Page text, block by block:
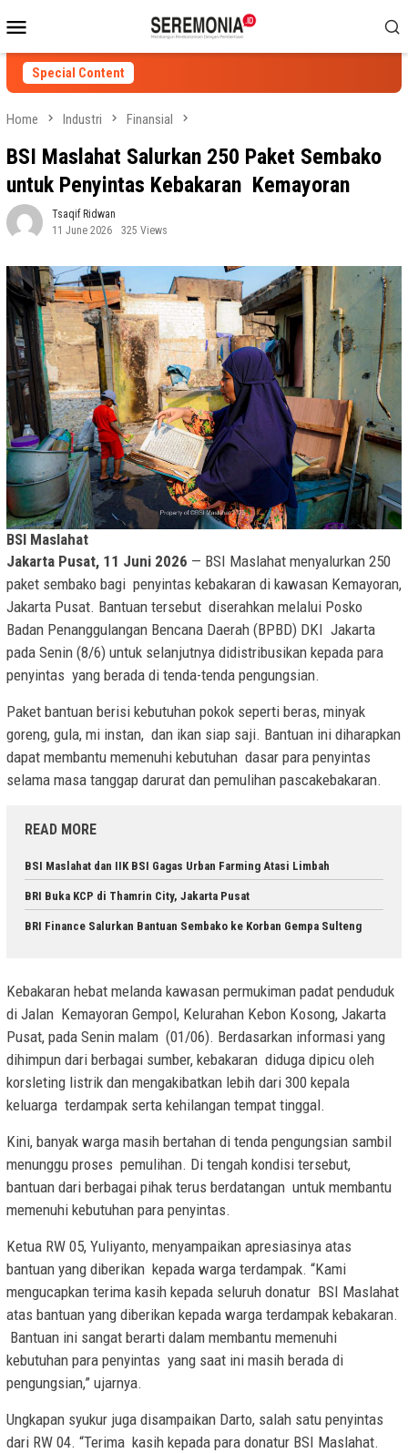
to
contentMenu
Special Content
Home Industri Finansial
BSI Maslahat Salurkan 250 Paket Sembako
untuk Penyintas Kebakaran Kemayoran
Tsaqif Ridwan
11 June 2026
325 Views
BSI Maslahat
Jakarta Pusat, 11 Juni 2026 — BSI Maslahat menyalurkan 250
paket sembako bagi penyintas kebakaran di kawasan Kemayoran,
Jakarta Pusat. Bantuan tersebut diserahkan melalui Posko
Badan Penanggulangan Bencana Daerah (BPBD) DKI Jakarta
pada Senin (8/6) untuk selanjutnya didistribusikan kepada para
penyintas yang berada di tenda-tenda pengungsian.
Paket bantuan berisi kebutuhan pokok seperti beras, minyak
goreng, gula, mi instan, dan ikan siap saji. Bantuan ini diharapkan
dapat membantu memenuhi kebutuhan dasar para penyintas
selama masa tanggap darurat dan pemulihan pascakebakaran.
READ MORE
BSI Maslahat dan IIK BSI Gagas Urban Farming Atasi Limbah
BRI Buka KCP di Thamrin City, Jakarta Pusat
BRI Finance Salurkan Bantuan Sembako ke Korban Gempa Sulteng
Kebakaran hebat melanda kawasan permukiman padat penduduk
di Jalan Kemayoran Gempol, Kelurahan Kebon Kosong, Jakarta
Pusat, pada Senin malam (01/06). Berdasarkan informasi yang
dihimpun dari berbagai sumber, kebakaran diduga dipicu oleh
korsleting listrik dan mengakibatkan lebih dari 300 kepala
keluarga terdampak serta kehilangan tempat tinggal.
Kini, banyak warga masih bertahan di tenda pengungsian sambil
menunggu proses pemulihan. Di tengah kondisi tersebut,
bantuan dari berbagai pihak terus berdatangan untuk membantu
memenuhi kebutuhan para penyintas.
Ketua RW 05, Yuliyanto, menyampaikan apresiasinya atas
bantuan yang diberikan kepada warga terdampak. “Kami
mengucapkan terima kasih kepada seluruh donatur BSI Maslahat
atas bantuan yang diberikan kepada warga terdampak kebakaran.
Bantuan ini sangat berarti dalam membantu memenuhi
kebutuhan para penyintas yang saat ini masih berada di
pengungsian,” ujarnya.
Ungkapan syukur juga disampaikan Darto, salah satu penyintas
dari RW 04. “Terima kasih kepada para donatur BSI Maslahat.